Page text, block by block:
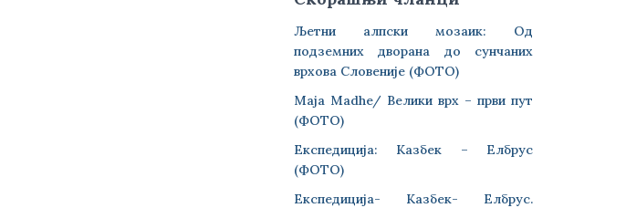
Љетни алпски мозаик: Од
подземних дворана до сунчаних
врхова Словеније (ФОТО)
Maja Madhe/ Велики врх – први пут
(ФОТО)
Експедиција: Казбек – Елбрус
(ФОТО)
Експедиција- Казбек- Елбрус.